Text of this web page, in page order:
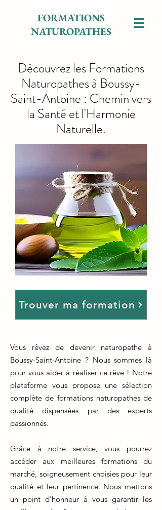
FORMATIONS
NATUROPATHES
Découvrez les Formations
Naturopathes à Boussy-
Saint-Antoine : Chemin vers
la Santé et l'Harmonie
Naturelle.
Trouver ma formation
Vous rêvez de devenir naturopathe à
Boussy-Saint-Antoine ? Nous sommes là
pour vous aider à réaliser ce rêve ! Notre
plateforme vous propose une sélection
complète de formations naturopathes de
qualité dispensées par des experts
passionnés.
Grâce à notre service, vous pourrez
accéder aux meilleures formations du
marché, soigneusement choisies pour leur
qualité et leur pertinence. Nous mettons
un point d'honneur à vous garantir les